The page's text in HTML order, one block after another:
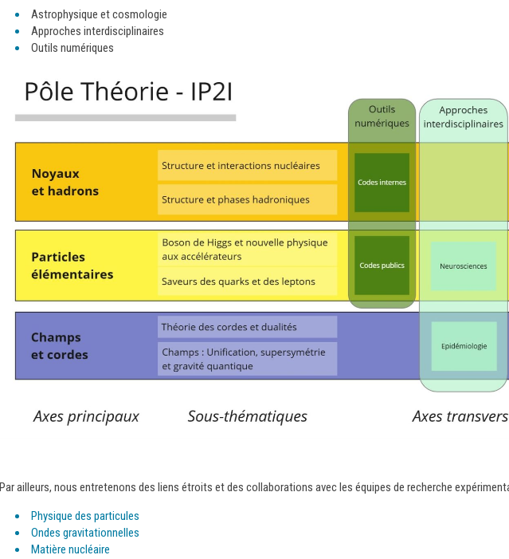
Astrophysique et cosmologie
Approches interdisciplinaires
Outils numériques
Par ailleurs, nous entretenons des liens étroits et des collaborations avec les équipes de recherche
Physique des particules
Ondes gravitationnelles
Matière nucléaire